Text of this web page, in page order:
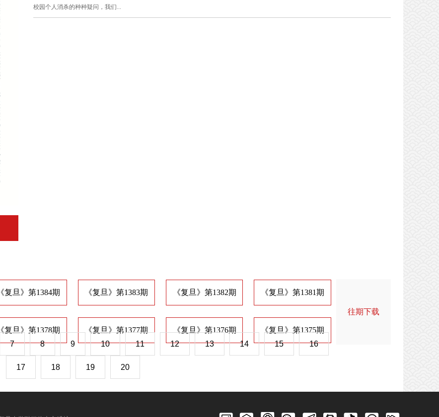
校园个人消杀的种种疑问，我们...
《复旦》第1384期 《复旦》第1383期 《复旦》第1382期 《复旦》第1381期
《复旦》第1378期 《复旦》第1377期 《复旦》第1376期 《复旦》第1375期
7 8 9 10 11 12 13 14 15 16
17 18 19 20
往期下载